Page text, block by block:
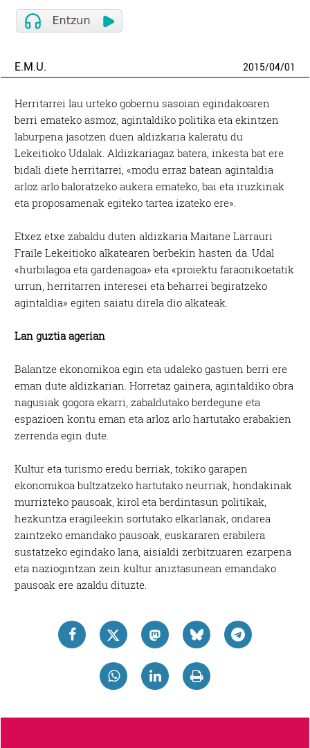
E.M.U. 2015/04/01
Herritarrei lau urteko gobernu sasoian egindakoaren
berri emateko asmoz, agintaldiko politika eta ekintzen
laburpena jasotzen duen aldizkaria kaleratu du
Lekeitioko Udalak. Aldizkariagaz batera, inkesta bat ere
bidali diete herritarrei, «modu erraz batean agintaldia
arloz arlo baloratzeko aukera emateko, bai eta iruzkinak
eta proposamenak egiteko tartea izateko ere».
Etxez etxe zabaldu duten aldizkaria Maitane Larrauri
Fraile Lekeitioko alkatearen berbekin hasten da. Udal
«hurbilagoa eta gardenagoa» eta «proiektu faraonikoetatik
urrun, herritarren interesei eta beharrei begiratzeko
agintaldia» egiten saiatu direla dio alkateak.
Lan guztia agerian
Balantze ekonomikoa egin eta udaleko gastuen berri ere
eman dute aldizkarian. Horretaz gainera, agintaldiko obra
nagusiak gogora ekarri, zabaldutako berdegune eta
espazioen kontu eman eta arloz arlo hartutako erabakien
zerrenda egin dute.
Kultur eta turismo eredu berriak, tokiko garapen
ekonomikoa bultzatzeko hartutako neurriak, hondakinak
murrizteko pausoak, kirol eta berdintasun politikak,
hezkuntza eragileekin sortutako elkarlanak, ondarea
zaintzeko emandako pausoak, euskararen erabilera
sustatzeko egindako lana, aisialdi zerbitzuaren ezarpena
eta naziogintzan zein kultur aniztasunean emandako
pausoak ere azaldu dituzte.